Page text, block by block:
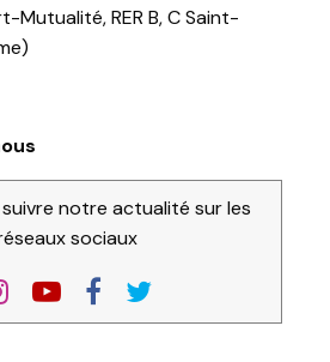
Mutualité, RER B, C Saint-
notre actualité sur les
sociaux